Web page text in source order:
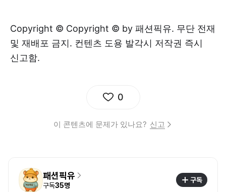
Copyright © Copyright © by 패션픽유. 무단 전재
및 재배포 금지. 컨텐츠 도용 발각시 저작권 즉시
신고함.
0
이 콘텐츠에 문제가 있나요? 신고
패션픽유
구독35명
구독